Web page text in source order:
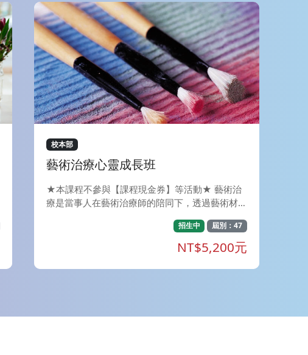
程！） 1.💬 加入官方 LINE：點擊連結（https://li
n.ee/9axWg9X）或搜尋 ID @168onmvq 加入好
友。 2. 📤 回傳繳費憑證：請於官方 LINE 回傳您
的「姓名」及「繳費完成截圖」。 3. 🎟️ 領取上課
連結：核對無誤，即發送「專屬課程群組連結」邀
請您入群！ (💡 課前提醒：詳細上課規範與補課
機制，請參閱報名頁面上方「備註」說明⬆️ ) 4.本
班限東海RFA課程舊生報名,請於報名頁面備註上
課模式「實體」、「直播」、「函授」。如有誤報
將退費並收取一成手續費。 📌【課程宗旨】 1.建
構權威專業：本課程由國內頂尖退休與金融專家學
者親自設計，內容最貼近台灣在地實務需求 。提
供學員扎實的退休理財知識，並以輔導取得 RFA
程結業證明，可認列 CFP&reg;/AFP 之 NM5模組
時數，讓您的專業資歷與國際標準無縫接軌 。 3.
全方位顧問育成：培育您洞察客戶需求，引導客戶
提早佈局「第三人生」，共創安心富足的退休新篇
看至隔年5月），複習更彈性！ 📈 總經講座：以
校本部
藝術治療心靈成長班
★本課程不參與【課程現金券】等活動★ 藝術治
療是當事人在藝術治療師的陪同下，透過藝術材料
T)。 在藝術治療中，重視的是過程與參與者的感
受，而不是作品的好壞，因此參與者無須具備藝術
創作的技巧。 這是一個透過創作與心對話的旅
程，在旅行中，遇見他人，在心與心的交會中，照
招生中 屆別：47
NT$5,200元